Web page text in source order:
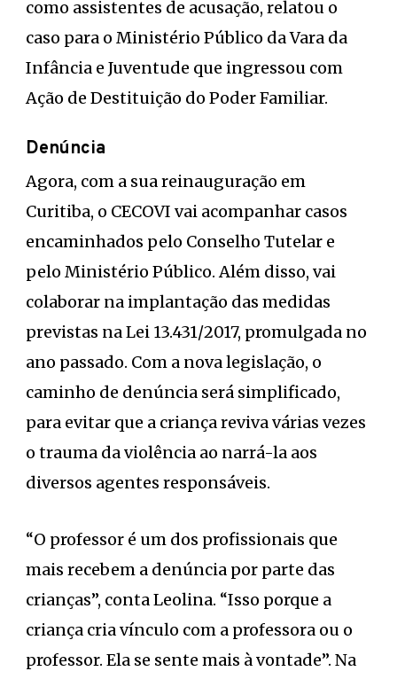
como assistentes de acusação, relatou o
caso para o Ministério Público da Vara da
Infância e Juventude que ingressou com
Ação de Destituição do Poder Familiar.
Denúncia
Agora, com a sua reinauguração em
Curitiba, o CECOVI vai acompanhar casos
encaminhados pelo Conselho Tutelar e
pelo Ministério Público. Além disso, vai
colaborar na implantação das medidas
previstas na Lei 13.431/2017, promulgada no
ano passado. Com a nova legislação, o
caminho de denúncia será simplificado,
para evitar que a criança reviva várias vezes
o trauma da violência ao narrá-la aos
diversos agentes responsáveis.
“O professor é um dos profissionais que
mais recebem a denúncia por parte das
crianças”, conta Leolina. “Isso porque a
criança cria vínculo com a professora ou o
professor. Ela se sente mais à vontade”. Na